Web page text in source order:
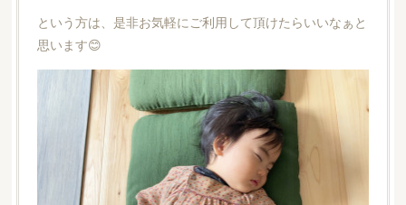
という方は、是非お気軽にご利用して頂けたらいいなぁと
思います😊